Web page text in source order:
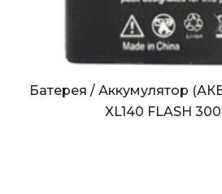
Батерея / Аккумулятор
XL140 FLASH